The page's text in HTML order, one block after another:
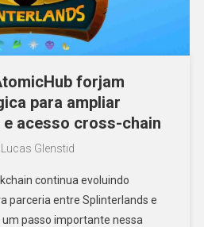
forjam
para ampliar
e acesso cross-chain
Lucas Glenstid
continua evoluindo
parceria entre Splinterlands e
passo importante nessa